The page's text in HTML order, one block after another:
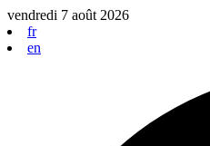
Aller
au
contenu
vendredi 7 août 2026
fr
en